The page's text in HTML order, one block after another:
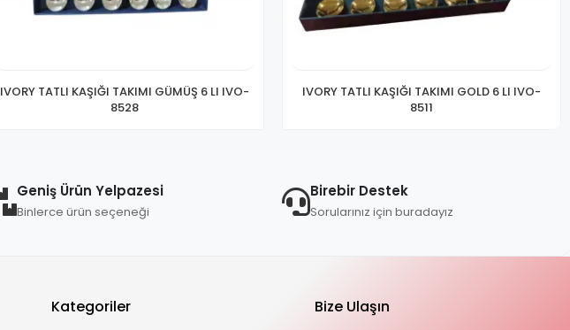
IVORY TATLI KAŞIĞI TAKIMI GÜMÜŞ 6 LI IVO-
8528
IVORY TATLI KAŞIĞI TAKIMI GOLD 6 LI IVO-
8511
Geniş Ürün Yelpazesi
Binlerce ürün seçeneği
Birebir Destek
Sorularınız için buradayız
Kategoriler Bize Ulaşın